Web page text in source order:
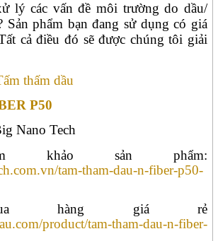
lý các vấn đề môi trường do dầu/
Sản phẩm bạn đang sử dụng có giá
cả điều đó sẽ được chúng tôi giải
thấm dầu
P50
Nano Tech
khảo sản phẩm:
tam-tham-dau-n-fiber-p50-
hàng giá rẻ
product/tam-tham-dau-n-fiber-